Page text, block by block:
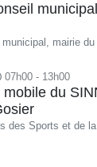
mairie du
07h00 - 13h00
du
des Sports et de